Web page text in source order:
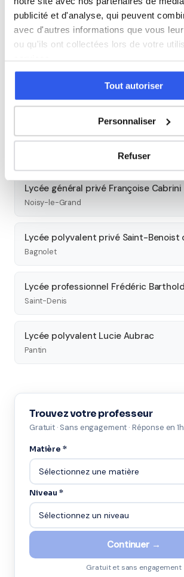
publicité et d'analyse, qui peuvent
avec d'autres informations que vous
ou qu'ils ont collectées lors de votre
services.
Tout autoriser
Personnaliser
Refuser
Seconde Première
Autres lycées à proximité
Lycée professionnel privé Jeanne la
Le Raincy
Lycée général privé Saint-Louis
Lycée général privé Françoise Cabrini
Noisy-le-Grand
Lycée polyvalent privé Saint-Benoist
Bagnolet
Lycée professionnel Frédéric
Saint-Denis
Lycée polyvalent Lucie Aubrac
Pantin
Trouvez votre professeur
Gratuit · Sans engagement · Réponse en 1h
Matière *
Niveau *
Continuer →
Gratuit et sans engagement